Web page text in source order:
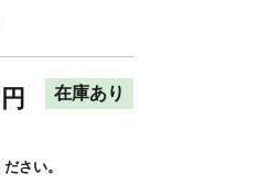
円 在庫あり
さい。